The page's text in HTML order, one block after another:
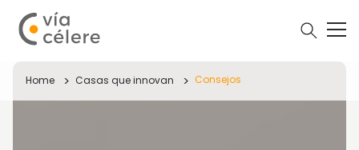
Home Casas que innovan Consejos